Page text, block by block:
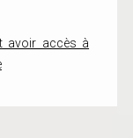
avoir accès à